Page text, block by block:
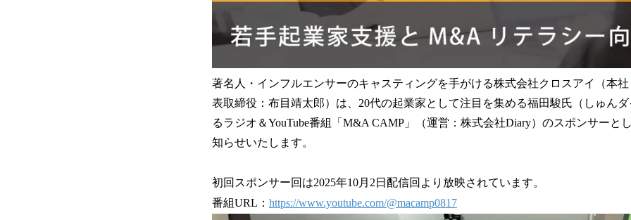
著名人・インフルエンサーのキャスティングを手がける株式会社クロスアイ（本
表取締役：布目靖太郎）は、20代の起業家として注目を集める福田駿氏（しゅん
るラジオ＆YouTube番組「M&A CAMP」（運営：株式会社Diary）のスポンサーと
知らせいたします。
初回スポンサー回は2025年10月2日配信回より放映されています。
番組URL： https://www.youtube.com/@macamp0817